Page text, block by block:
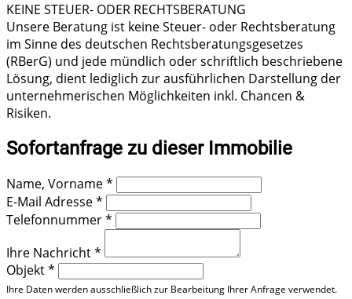
KEINE STEUER- ODER RECHTSBERATUNG
Unsere Beratung ist keine Steuer- oder Rechtsberatung
im Sinne des deutschen Rechtsberatungsgesetzes
(RBerG) und jede mündlich oder schriftlich beschriebene
Lösung, dient lediglich zur ausführlichen Darstellung der
unternehmerischen Möglichkeiten inkl. Chancen &
Risiken.
Sofortanfrage zu dieser Immobilie
Name, Vorname*
E-Mail Adresse*
Telefonnummer*
Ihre Nachricht*
Objekt*
Ihre Daten werden ausschließlich zur Bearbeitung Ihrer Anfrage verwendet.